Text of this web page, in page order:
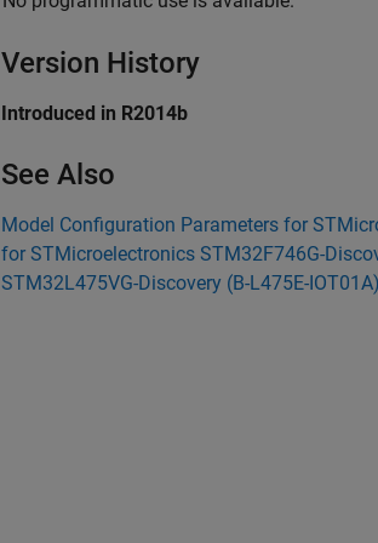
Version History
Introduced in R2014b
See Also
Model Configuration Parameters for
for STMicroelectronics STM32F746G-
STM32L475VG-Discovery (B-L475E-